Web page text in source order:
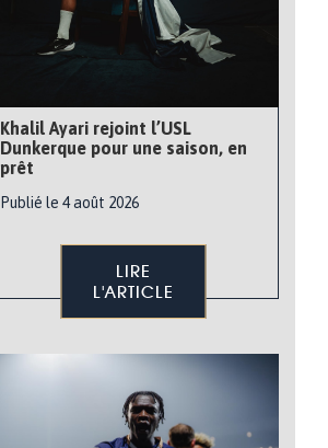
Khalil Ayari rejoint l’USL
Dunkerque pour une saison, en
prêt
Publié le 4 août 2026
LIRE
L'ARTICLE